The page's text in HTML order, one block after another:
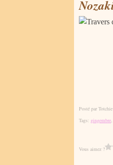
Posté par
Tags: gingembre,
Vous aimez ?